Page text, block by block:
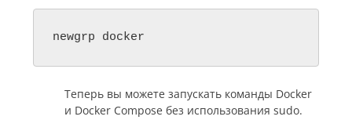
newgrp docker
Теперь вы можете запускать команды Docker
и Docker Compose без использования sudo.